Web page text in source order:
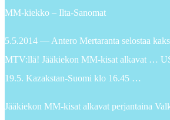
MM-kiekko – Ilta-Sanomat
5.5.2014 — Antero Mertaranta selostaa
MTV:llä! Jääkiekon MM-kisat alkavat …
19.5. Kazakstan-Suomi klo 16.45 …
Jääkiekon MM-kisat alkavat perjantaina